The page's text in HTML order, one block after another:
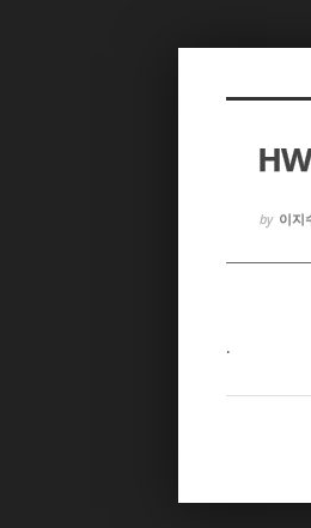
by 이지
.
스케치북5
스케치북5
스케치북5
스케치북5